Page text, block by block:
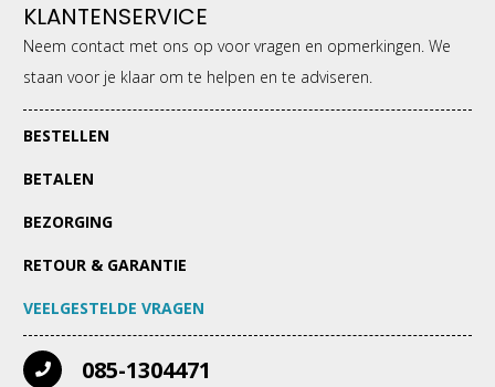
KLANTENSERVICE
Neem contact met ons op voor vragen en opmerkingen. We
staan voor je klaar om te helpen en te adviseren.
BESTELLEN
BETALEN
BEZORGING
RETOUR & GARANTIE
VEELGESTELDE VRAGEN
085-1304471